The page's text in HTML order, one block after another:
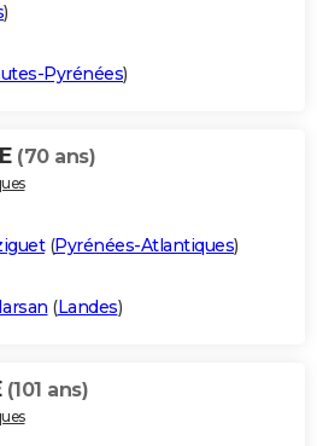
)
Pyrénées)
(70 ans)
(Pyrénées-Atlantiques)
(Landes)
(101 ans)